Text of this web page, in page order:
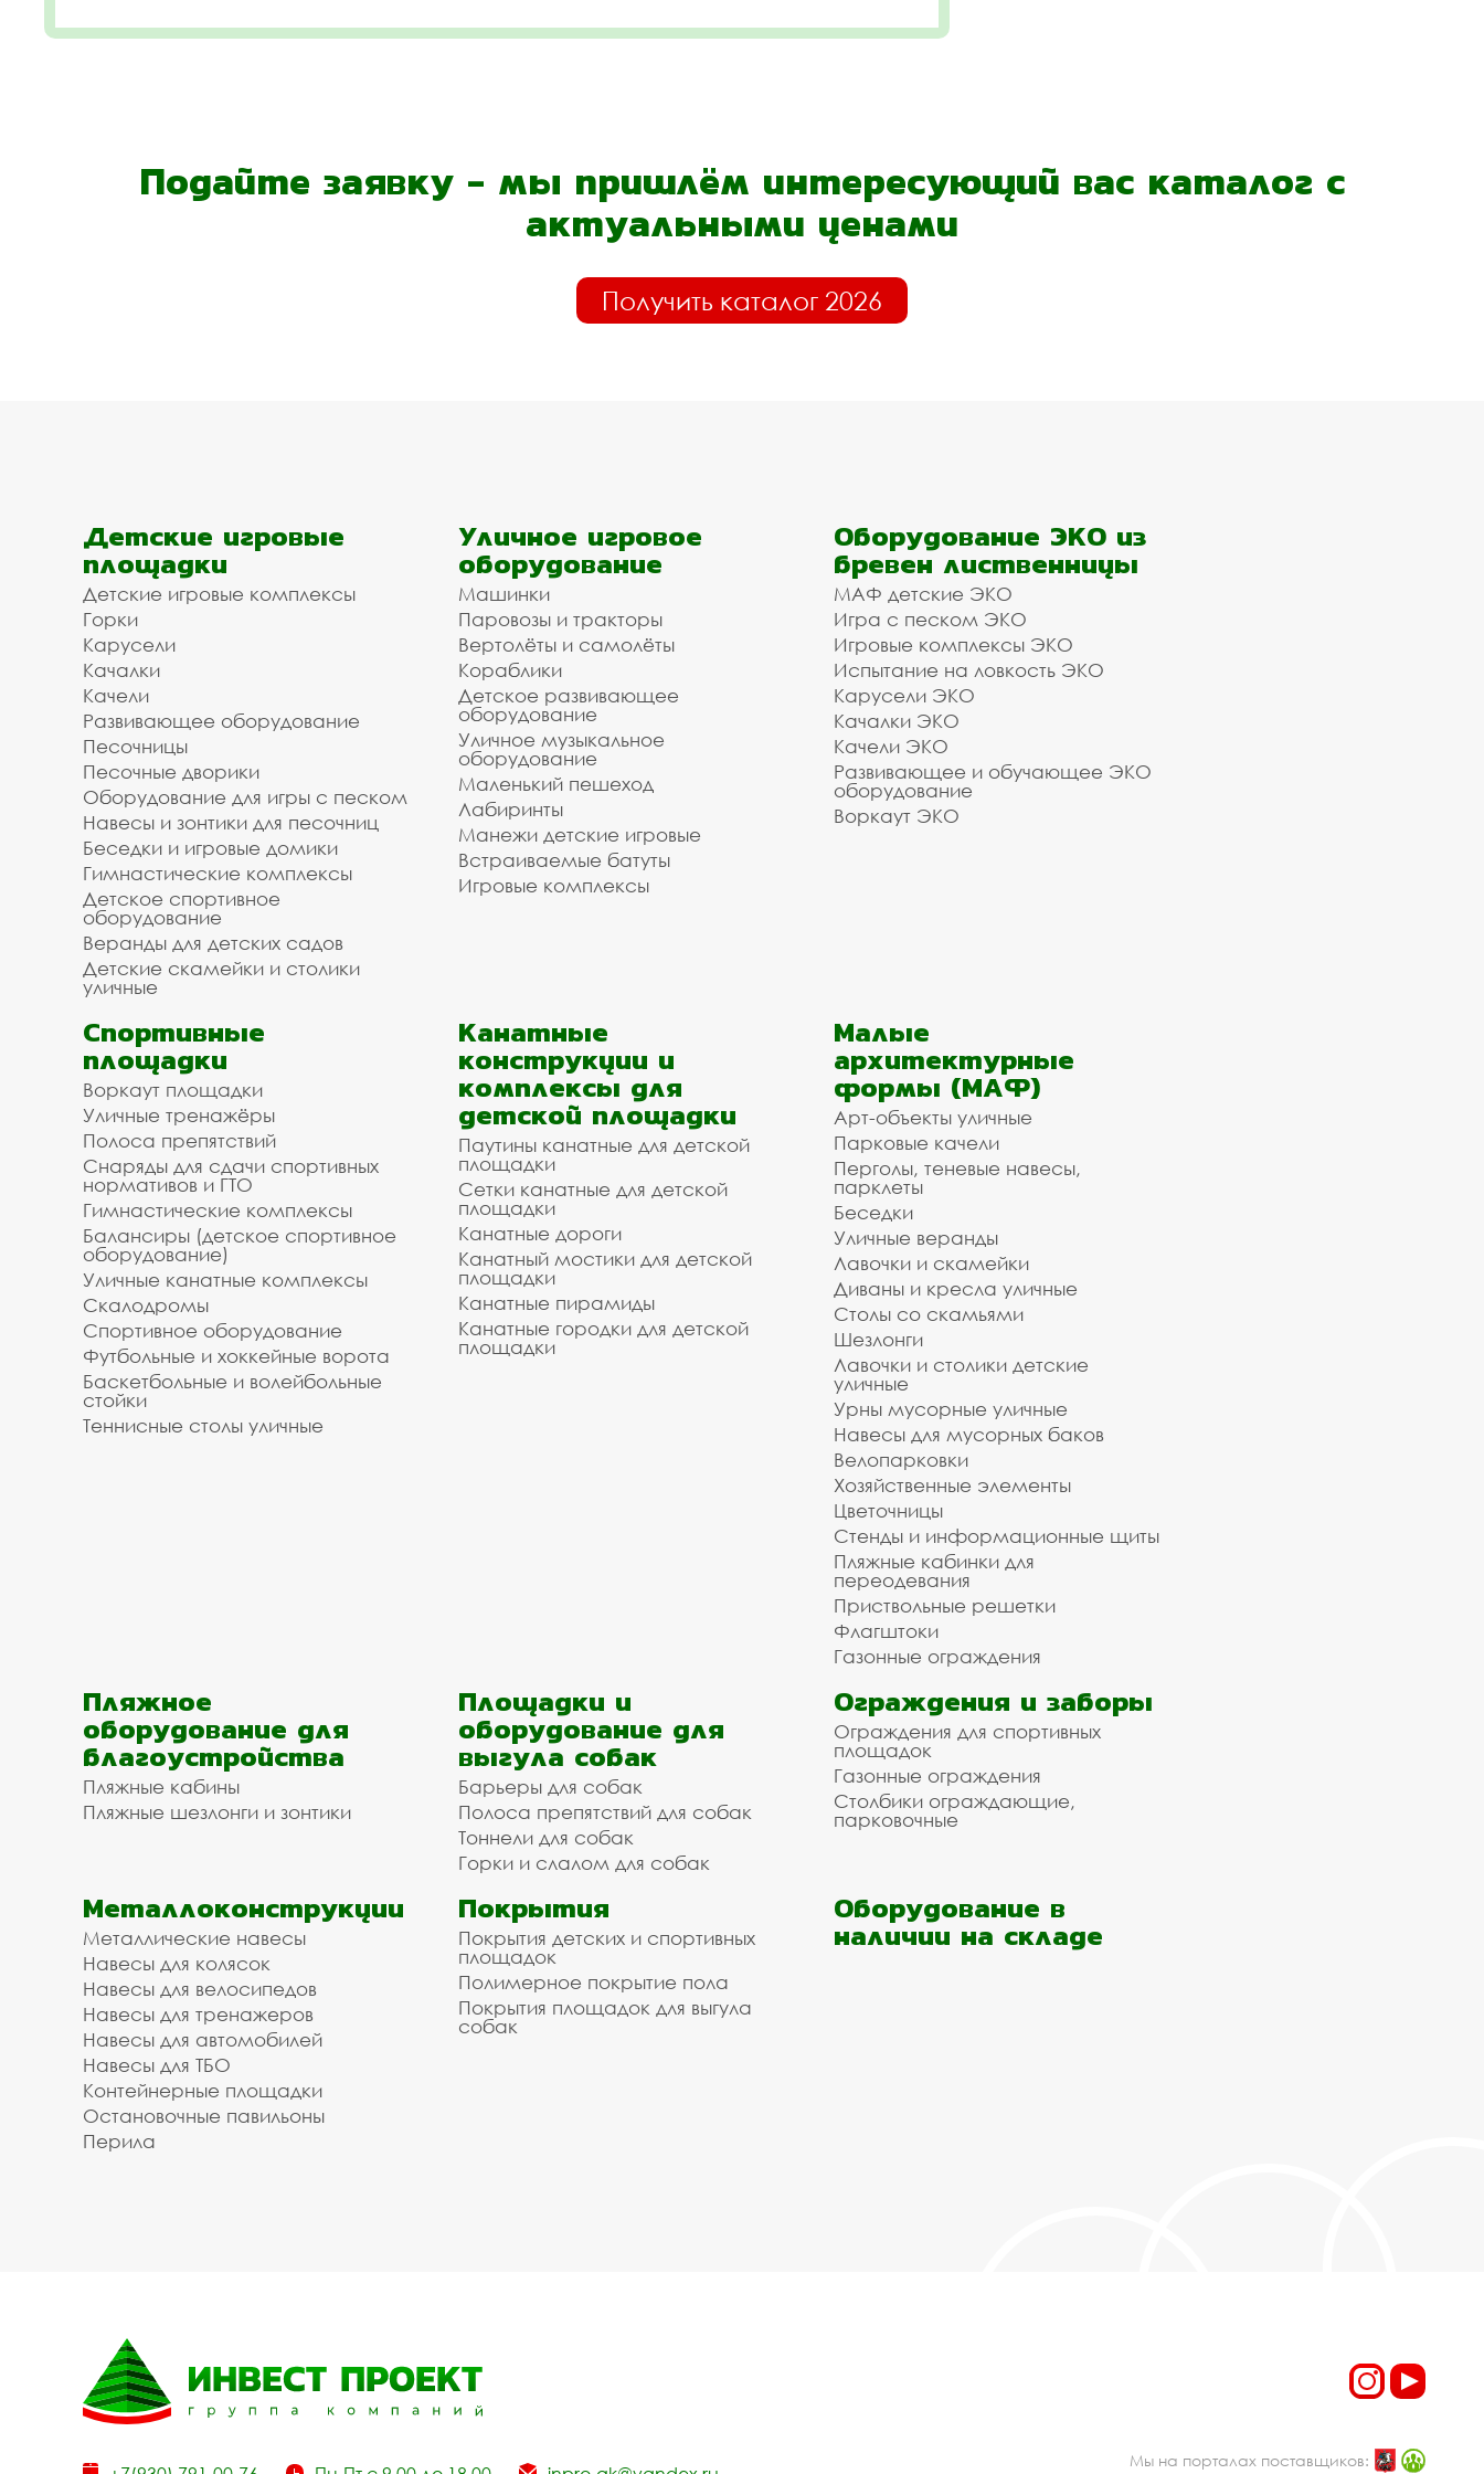
Подайте заявку - мы пришлём интересующий вас каталог с
актуальными ценами
Получить каталог 2026
Детские игровые
площадки
Детские игровые комплексы
Горки
Карусели
Качалки
Качели
Развивающее оборудование
Песочницы
Песочные дворики
Оборудование для игры с песком
Навесы и зонтики для песочниц
Беседки и игровые домики
Гимнастические комплексы
Детское спортивное
оборудование
Веранды для детских садов
Детские скамейки и столики
уличные
Уличное игровое
оборудование
Машинки
Паровозы и тракторы
Вертолёты и самолёты
Кораблики
Детское развивающее
оборудование
Уличное музыкальное
оборудование
Маленький пешеход
Лабиринты
Манежи детские игровые
Встраиваемые батуты
Игровые комплексы
Оборудование ЭКО из
бревен лиственницы
МАФ детские ЭКО
Игра с песком ЭКО
Игровые комплексы ЭКО
Испытание на ловкость ЭКО
Карусели ЭКО
Качалки ЭКО
Качели ЭКО
Развивающее и обучающее ЭКО
оборудование
Воркаут ЭКО
Спортивные
площадки
Воркаут площадки
Уличные тренажёры
Полоса препятствий
Снаряды для сдачи спортивных
нормативов и ГТО
Гимнастические комплексы
Балансиры (детское спортивное
оборудование)
Уличные канатные комплексы
Скалодромы
Спортивное оборудование
Футбольные и хоккейные ворота
Баскетбольные и волейбольные
стойки
Теннисные столы уличные
Канатные
конструкции и
комплексы для
детской площадки
Паутины канатные для детской
площадки
Сетки канатные для детской
площадки
Канатные дороги
Канатный мостики для детской
площадки
Канатные пирамиды
Канатные городки для детской
площадки
Малые
архитектурные
формы (МАФ)
Арт-объекты уличные
Парковые качели
Перголы, теневые навесы,
парклеты
Беседки
Уличные веранды
Лавочки и скамейки
Диваны и кресла уличные
Столы со скамьями
Шезлонги
Лавочки и столики детские
уличные
Урны мусорные уличные
Навесы для мусорных баков
Велопарковки
Хозяйственные элементы
Цветочницы
Стенды и информационные щиты
Пляжные кабинки для
переодевания
Приствольные решетки
Флагштоки
Газонные ограждения
Пляжное
оборудование для
благоустройства
Пляжные кабины
Пляжные шезлонги и зонтики
Площадки и
оборудование для
выгула собак
Барьеры для собак
Полоса препятствий для собак
Тоннели для собак
Горки и слалом для собак
Ограждения и заборы
Ограждения для спортивных
площадок
Газонные ограждения
Столбики ограждающие,
парковочные
Металлоконструкции
Металлические навесы
Навесы для колясок
Навесы для велосипедов
Навесы для тренажеров
Навесы для автомобилей
Навесы для ТБО
Контейнерные площадки
Остановочные павильоны
Перила
Покрытия
Покрытия детских и спортивных
площадок
Полимерное покрытие пола
Покрытия площадок для выгула
собак
Оборудование в
наличии на складе
Мы на порталах поставщиков: